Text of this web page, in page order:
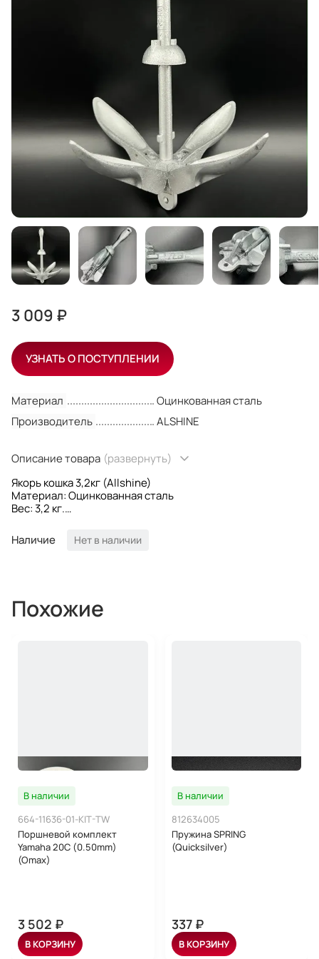
Материал
Оцинкованная сталь
Производитель
ALSHINE
Описание товара (развернуть)
Якорь кошка 3,2кг (Allshine)
Материал: Оцинкованная сталь
Вес: 3,2 кг.
Производитель: (Allshine)
Страна производителя: Китай
оцинкованного оцинкованной стали.
Может удержать лодку на одном месте за счет
цепей, тросов и др.
Наличие Нет в наличии
3 009 ₽
УЗНАТЬ О ПОСТУПЛЕНИИ
Похожие
В наличии
664-11636-01-KIT-TW
Поршневой комплект
Yamaha 20C (0.50mm)
(Omax)
3 502 ₽
В КОРЗИНУ
В наличии
812634005
Пружина SPRING
(Quicksilver)
337 ₽
В КОРЗИНУ